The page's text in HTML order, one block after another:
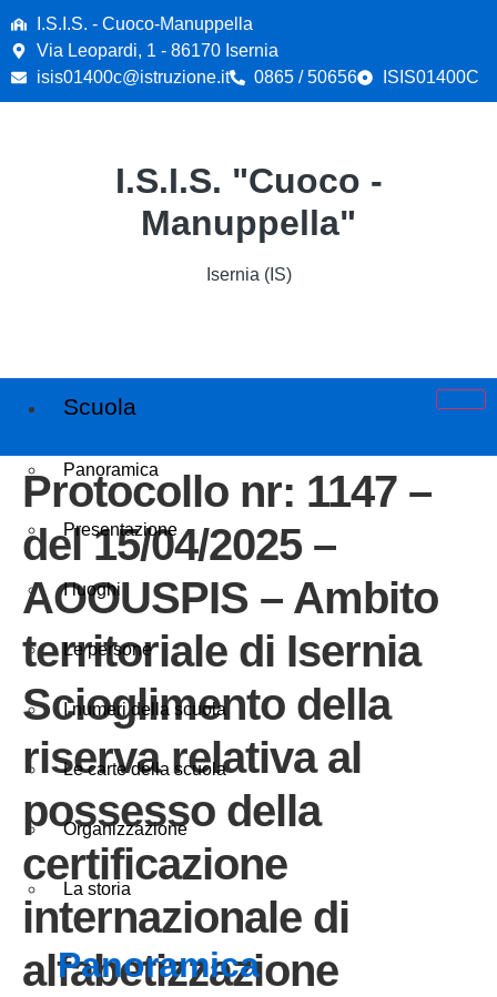
contenuto
I.S.I.S. - Cuoco-Manuppella
Via Leopardi, 1 - 86170 Isernia
isis01400c@istruzione.it
0865 / 50656 ISIS01400C
I.S.I.S. "Cuoco -
Manuppella"
Isernia (IS)
Scuola
Panoramica
Presentazione
I luoghi
Le persone
I numeri della scuola
Le carte della scuola
Organizzazione
La storia
panoramica
Protocollo nr: 1147 –
del 15/04/2025 –
AOOUSPIS – Ambito
territoriale di Isernia
Scioglimento della
riserva relativa al
possesso della
certificazione
internazionale di
alfabetizzazione